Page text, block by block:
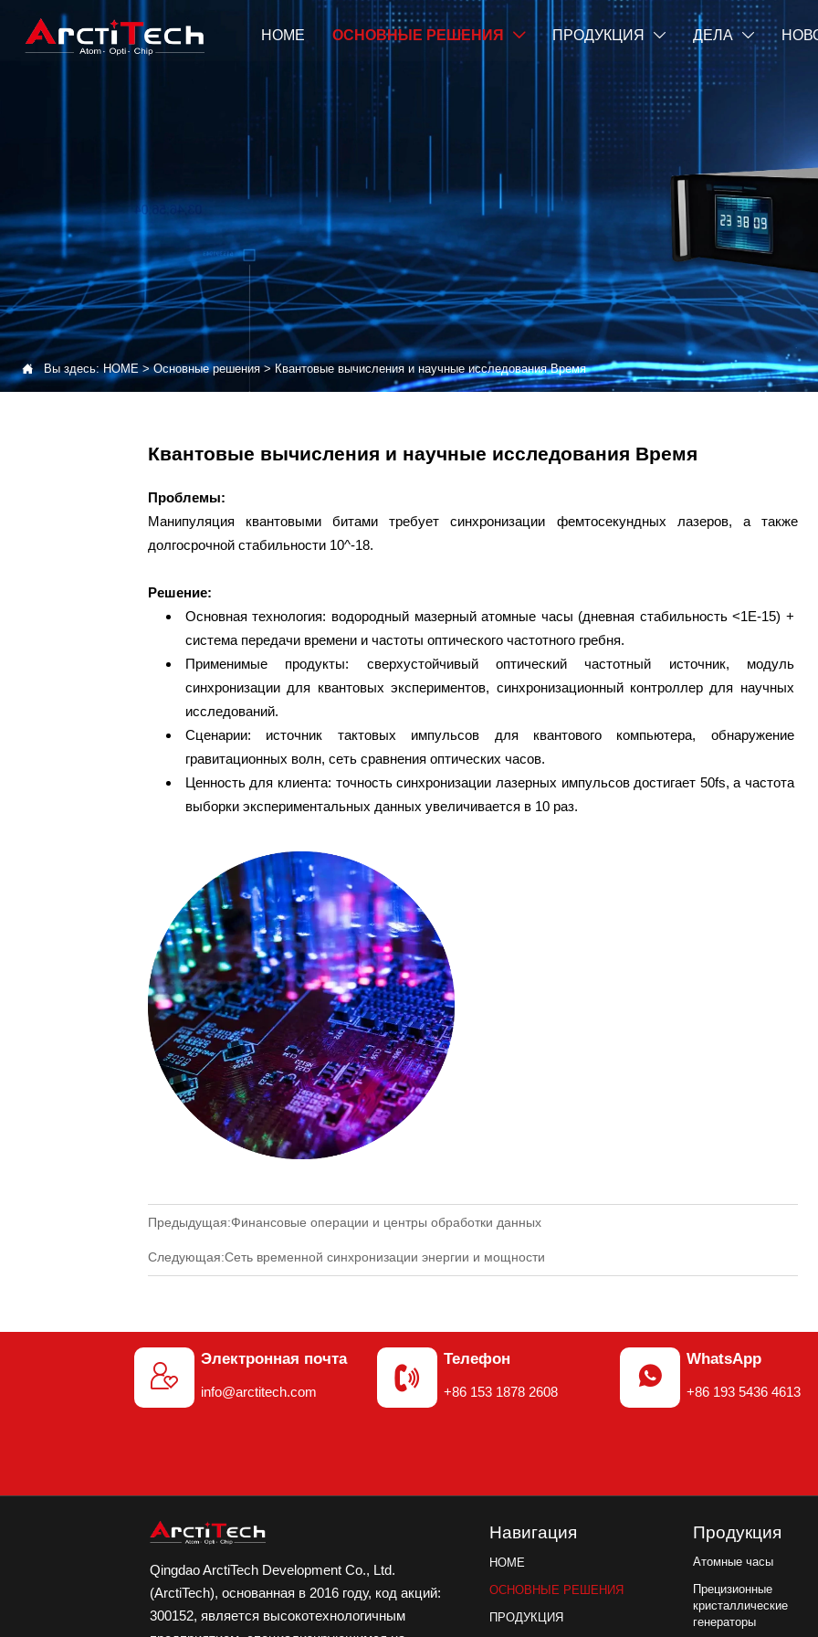
HOME ОСНОВНЫЕ РЕШЕНИЯ  ПРОДУКЦИЯ  ДЕЛА 
 Вы здесь:HOME>Основные решения>Квантовые вычисления и научные исследования Время
Квантовые вычисления и научные исследования Время
Проблемы:
Манипуляция квантовыми битами требует синхронизации фемтосекундных лазеров, а также
долгосрочной стабильности 10^-18.
Решение:
Основная технология: водородный мазерный атомные часы (дневная стабильность <1E-15) +
система передачи времени и частоты оптического частотного гребня.
Применимые продукты: сверхустойчивый оптический частотный источник, модуль
синхронизации для квантовых экспериментов, синхронизационный контроллер для научных
исследований.
Сценарии: источник тактовых импульсов для квантового компьютера, обнаружение
гравитационных волн, сеть сравнения оптических часов.
Ценность для клиента: точность синхронизации лазерных импульсов достигает 50fs, а частота
выборки экспериментальных данных увеличивается в 10 раз.
Предыдущая:Финансовые операции и центры обработки данных
Следующая:Сеть временной синхронизации энергии и мощности

Электронная почта
info@arctitech.com

Телефон
+86 153 1878 2608

WhatsApp
+86 193 5436 4613
Qingdao ArctiTech Development Co., Ltd.
(ArctiTech), основанная в 2016 году, код акций:
300152, является высокотехнологичным
Навигация
HOME
ОСНОВНЫЕ РЕШЕНИЯ
ПРОДУКЦИЯ
Продукция
Атомные часы
Прецизионные
кристаллические
генераторы